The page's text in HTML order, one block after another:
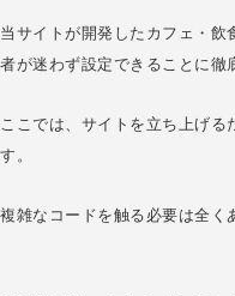
当サイトが開発したカフェ・
者が迷わず設定できることに徹
ここでは、サイトを立ち上げる
す。
複雑なコードを触る必要は全く